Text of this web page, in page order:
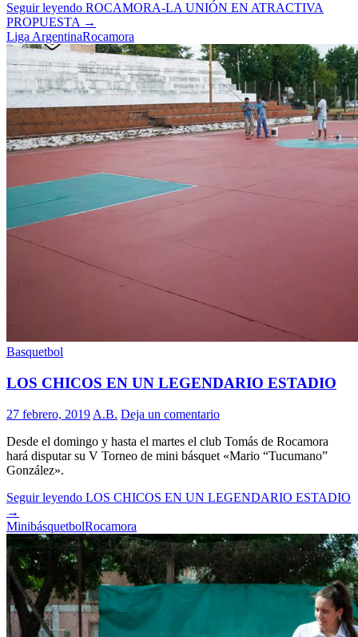
Seguir leyendo ROCAMORA-LA UNIÓN EN ATRACTIVA
PROPUESTA →
Liga ArgentinaRocamora
Basquetbol
LOS CHICOS EN UN LEGENDARIO ESTADIO
27 febrero, 2019 A.B. Deja un comentario
Desde el domingo y hasta el martes el club Tomás de Rocamora
hará disputar su V Torneo de mini básquet «Mario “Tucumano”
González».
Seguir leyendo LOS CHICOS EN UN LEGENDARIO ESTADIO
→
MinibásquetbolRocamora